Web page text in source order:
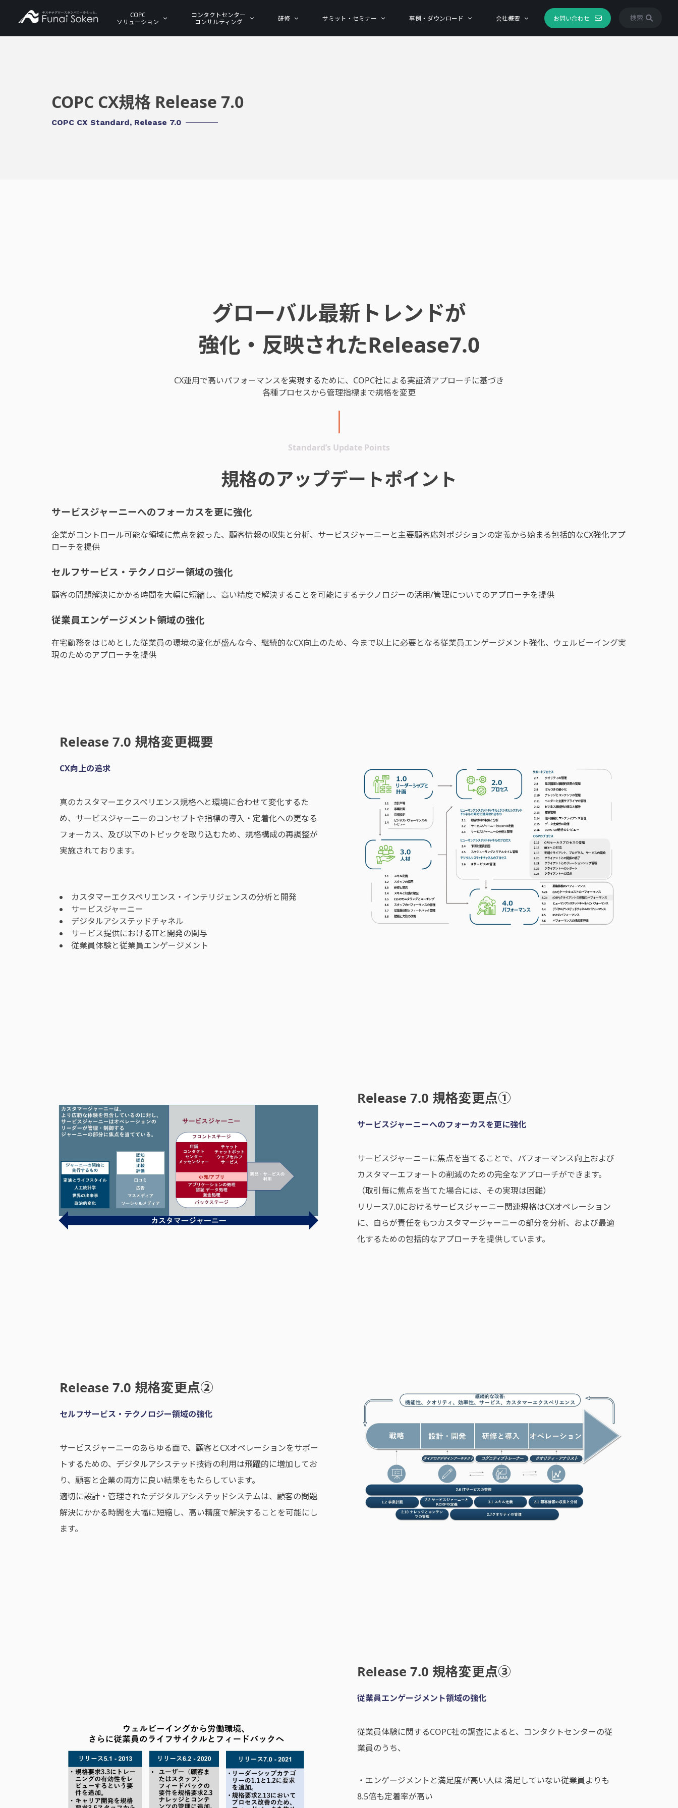
COPC
ソリューション
コンタクトセンター
コンサルティング
研修 サミット・セミナー 事例・ダウンロード 会社概要 お問い合わせ 検索
COPC CX規格 Release 7.0
COPC CX Standard, Release 7.0
グローバル最新トレンドが
強化・反映されたRelease7.0
CX運用で高いパフォーマンスを実現するために、COPC社による実証済アプローチに基づき
各種プロセスから管理指標まで規格を変更
Standard’s Update Points
規格のアップデートポイント
サービスジャーニーへのフォーカスを更に強化
企業がコントロール可能な領域に焦点を絞った、顧客情報の収集と分析、サービスジャーニーと主要顧客応対ポジションの定義から始まる包括的なCX強化アプ
ローチを提供
セルフサービス・テクノロジー領域の強化
顧客の問題解決にかかる時間を大幅に短縮し、高い精度で解決することを可能にするテクノロジーの活用/管理についてのアプローチを提供
従業員エンゲージメント領域の強化
在宅勤務をはじめとした従業員の環境の変化が盛んな今、継続的なCX向上のため、今まで以上に必要となる従業員エンゲージメント強化、ウェルビーイング実
現のためのアプローチを提供
Release 7.0 規格変更概要
CX向上の追求
真のカスタマーエクスペリエンス規格へと環境に合わせて変化するた
め、サービスジャーニーのコンセプトや指標の導入・定着化への更なる
フォーカス、及び以下のトピックを取り込むため、規格構成の再調整が
実施されております。
カスタマーエクスペリエンス・インテリジェンスの分析と開発
サービスジャーニー
デジタルアシステッドチャネル
サービス提供におけるITと開発の関与
従業員体験と従業員エンゲージメント
Release 7.0 規格変更点①
サービスジャーニーへのフォーカスを更に強化
サービスジャーニーに焦点を当てることで、パフォーマンス向上および
カスタマーエフォートの削減のための完全なアプローチができます。
（取引毎に焦点を当てた場合には、その実現は困難）
リリース7.0におけるサービスジャーニー関連規格はCXオペレーション
に、自らが責任をもつカスタマージャーニーの部分を分析、および最適
化するための包括的なアプローチを提供しています。
Release 7.0 規格変更点②
セルフサービス・テクノロジー領域の強化
サービスジャーニーのあらゆる面で、顧客とCXオペレーションをサポー
トするための、デジタルアシステッド技術の利用は飛躍的に増加してお
り、顧客と企業の両方に良い結果をもたらしています。
適切に設計・管理されたデジタルアシステッドシステムは、顧客の問題
解決にかかる時間を大幅に短縮し、高い精度で解決することを可能にし
ます。
Release 7.0 規格変更点③
従業員エンゲージメント領域の強化
従業員体験に関するCOPC社の調査によると、コンタクトセンターの従
業員のうち、
・エンゲージメントと満足度が高い人は 満足していない従業員よりも
8.5倍も定着率が高い